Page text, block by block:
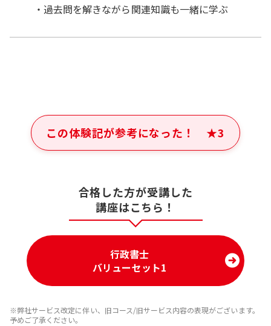
・過去問を解きながら関連知識も一緒に学ぶ
この体験記が参考になった！ ★3
合格した方が受講した
講座はこちら！
行政書士
バリューセット1
※弊社サービス改定に伴い、旧コース/旧サービス内容の表現がございます。
予めご了承ください。